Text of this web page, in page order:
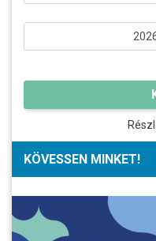
KÖVESSEN MINKET!